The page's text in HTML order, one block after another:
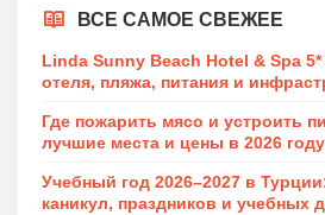
ВСЕ САМОЕ СВЕЖЕЕ
Linda Sunny Beach Hotel & Spa
отеля, пляжа, питания и
Где пожарить мясо и устроить
лучшие места и цены в 2026 году
Учебный год 2026–2027 в
каникул, праздников и учебных